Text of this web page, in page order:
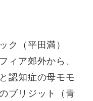
ク（平田満）
ィア郊外から、
認知症の母モモ
ブリジット（青